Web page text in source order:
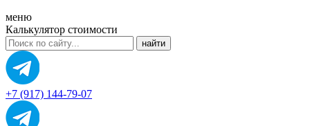
меню
Калькулятор стоимости
+7 (917) 144-79-07